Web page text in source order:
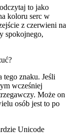
to jako
koloru serc w
z czerwieni na
spokojnego,
tego znaku. Jeśli
wcześniej
Może on
osób jest to po
Unicode